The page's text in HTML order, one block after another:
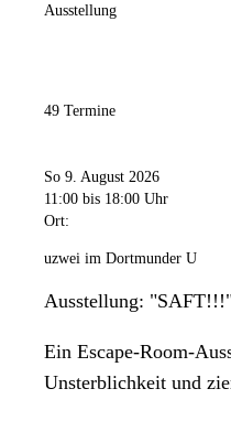
Ausstellung
49 Termine
So 9. August 2026
11:00 bis 18:00 Uhr
Ort:
uzwei im Dortmunder U
Ausstellung:
Ein Escape-Room-
Unsterblichkeit und